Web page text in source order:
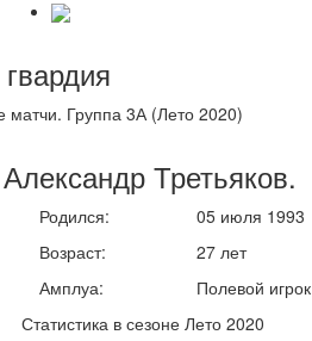
матчи. Группа 3А (Лето 2020)
Александр Третьяков.
Родился:
Возраст:
Амплуа:
05 июля 1993
27 лет
Полевой игрок
Статистика в сезоне Лето 2020